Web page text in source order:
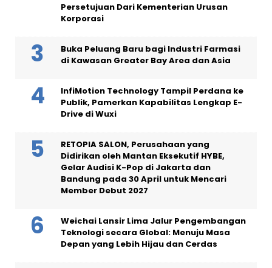
Persetujuan Dari Kementerian Urusan
Korporasi
Buka Peluang Baru bagi Industri Farmasi
di Kawasan Greater Bay Area dan Asia
InfiMotion Technology Tampil Perdana ke
Publik, Pamerkan Kapabilitas Lengkap E-
Drive di Wuxi
RETOPIA SALON, Perusahaan yang
Didirikan oleh Mantan Eksekutif HYBE,
Gelar Audisi K-Pop di Jakarta dan
Bandung pada 30 April untuk Mencari
Member Debut 2027
Weichai Lansir Lima Jalur Pengembangan
Teknologi secara Global: Menuju Masa
Depan yang Lebih Hijau dan Cerdas